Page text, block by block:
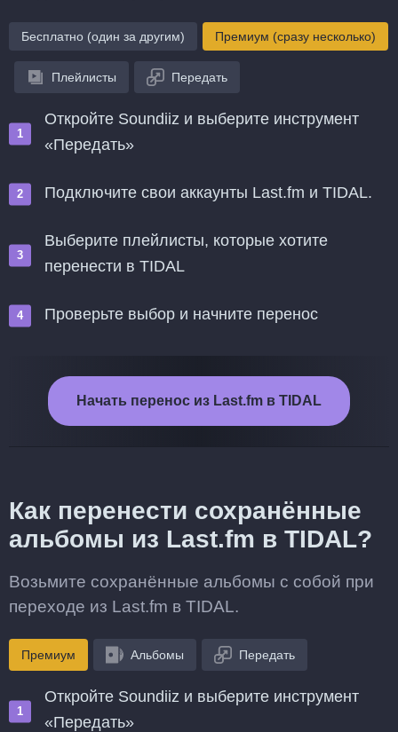
Бесплатно (один за другим) Премиум (сразу несколько)
Плейлисты Передать
Откройте Soundiiz и выберите инструмент
«Передать»
Подключите свои аккаунты Last.fm и TIDAL.
Выберите плейлисты, которые хотите
перенести в TIDAL
Проверьте выбор и начните перенос
Начать перенос из Last.fm в TIDAL
Как перенести сохранённые
альбомы из Last.fm в TIDAL?
Возьмите сохранённые альбомы с собой при
переходе из Last.fm в TIDAL.
Премиум Альбомы Передать
Откройте Soundiiz и выберите инструмент
«Передать»